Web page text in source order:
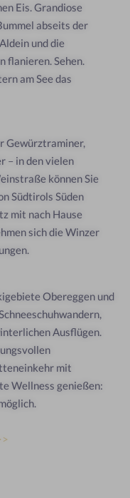
Eis. Grandiose
abseits der
und die
flanieren. Sehen.
am See das
Gewürztraminer,
– in den vielen
können Sie
Südtirols Süden
mit nach Hause
sich die Winzer
Obereggen und
Ausflügen.
mit
Wellness genießen: